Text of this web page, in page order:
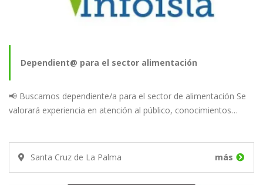
Dependient@ para el sector alimentación
📢 Buscamos dependiente/a para el sector de alimentación Se
valorará experiencia en atención al público, conocimientos…
Santa Cruz de La Palma más